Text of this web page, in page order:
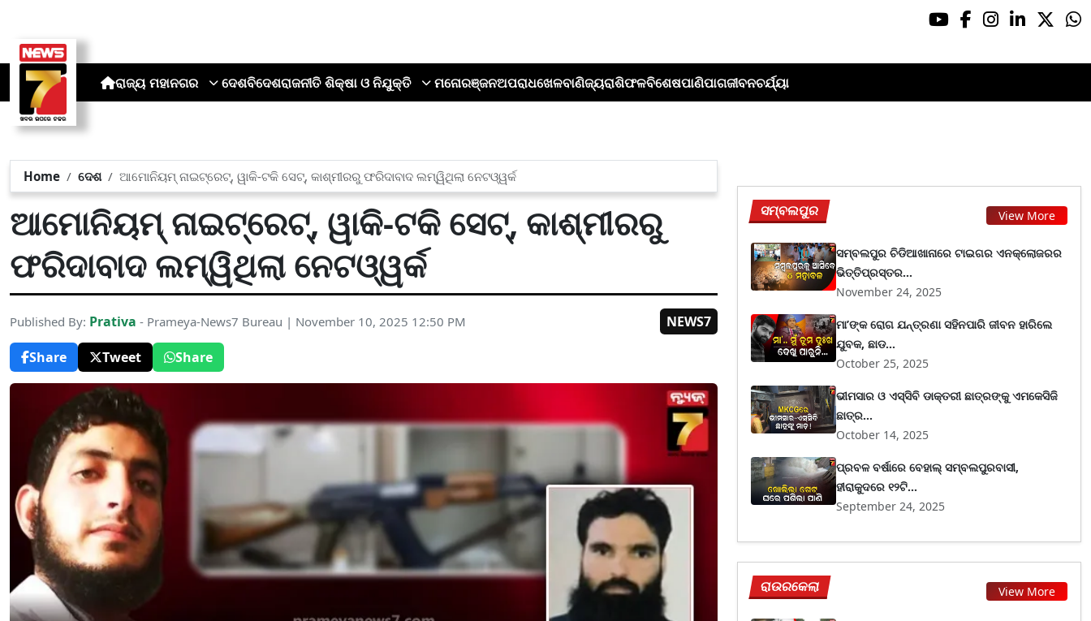
ରାଜ୍ୟ ମହାନଗର ଦେଶବିଦେଶରାଜନୀତି ଶିକ୍ଷା ଓ ନିଯୁକ୍ତି ମନୋରଞ୍ଜନଅପରାଧଖେଳବାଣିଜ୍ୟରାଶିଫଳବିଶେଷପାଣିପାଗଜୀବନଚର୍ଯ୍ୟା
Home ଦେଶ ଆମୋନିୟମ୍ ନାଇଟ୍ରେଟ୍, ୱାକି-ଟକି ସେଟ୍, କାଶ୍ମୀରରୁ ଫରିଦାବାଦ ଲମ୍ୱିଥିଲା ନେଟଓ୍ୱର୍କ
ଆମୋନିୟମ୍ ନାଇଟ୍ରେଟ୍, ୱାକି-ଟକି ସେଟ୍, କାଶ୍ମୀରରୁ
ଫରିଦାବାଦ ଲମ୍ୱିଥିଲା ନେଟଓ୍ୱର୍କ
Published By: Prativa - Prameya-News7 Bureau | November 10, 2025 12:50 PM
NEWS7
Share
Tweet Share
ସମ୍ବଲପୁର View More
ସମ୍ବଲପୁର ଚିଡିଆଖାନାରେ ଟାଇଗର ଏନକ୍ଲୋଜରର
ଭିତ୍ତିପ୍ରସ୍ତର...
November 24, 2025
ମା’ଙ୍କ ରୋଗ ଯନ୍ତ୍ରଣା ସହିନପାରି ଜୀବନ ହାରିଲେ
ଯୁବକ, ଛାଡ...
October 25, 2025
ଭୀମସାର ଓ ଏସ୍‌ସିବି ଡାକ୍ତରୀ ଛାତ୍ରଙ୍କୁ ଏମକେସିଜି
ଛାତ୍ର...
October 14, 2025
ପ୍ରବଳ ବର୍ଷାରେ ବେହାଲ୍ ସମ୍ବଲପୁରବାସୀ,
ହୀରାକୁଦରେ ୧୨ଟି...
September 24, 2025
ରାଉରକେଲା View More